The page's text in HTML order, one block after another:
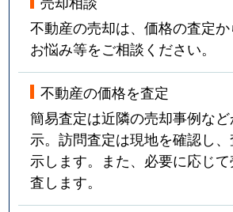
不動産の売却は、価格の査定か
お悩み等をご相談ください。
不動産の価格を査定
簡易査定は近隣の売却事例な
示。訪問査定は現地を確認し
示します。また、必要に応じ
査します。